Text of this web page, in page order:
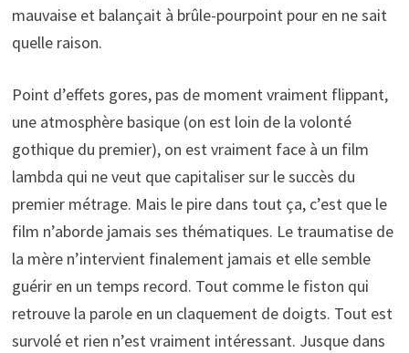
mauvaise et balançait à brûle-pourpoint pour en ne sait
quelle raison.
Point d’effets gores, pas de moment vraiment flippant,
une atmosphère basique (on est loin de la volonté
gothique du premier), on est vraiment face à un film
lambda qui ne veut que capitaliser sur le succès du
premier métrage. Mais le pire dans tout ça, c’est que le
film n’aborde jamais ses thématiques. Le traumatise de
la mère n’intervient finalement jamais et elle semble
guérir en un temps record. Tout comme le fiston qui
retrouve la parole en un claquement de doigts. Tout est
survolé et rien n’est vraiment intéressant. Jusque dans